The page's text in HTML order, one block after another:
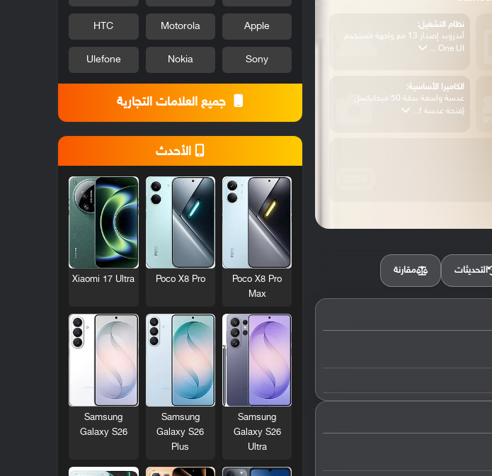
نظام التشغيل:
أندرويد إصدار 13 مع واجهة مستخدم
One UI ...
الكاميرا الأساسية:
عدسة واسعة بدقة 50 ميجابكسل
(فتحة عدسة f...
التحديثات مقارنة
Apple
Motorola
HTC
Sony
Nokia
Ulefone
جميع العلامات التجارية
الأحدث
Poco X8 Pro
Max
Poco X8 Pro
Xiaomi 17 Ultra
Samsung
Galaxy S26
Ultra
Samsung
Galaxy S26
Plus
Samsung
Galaxy S26